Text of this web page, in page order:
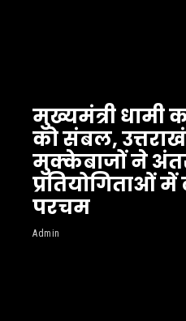
मुख्यमंत्री धामी
को संबल,
मुक्केबाजों ने
प्रतियोगिताओं में
परचम
Admin